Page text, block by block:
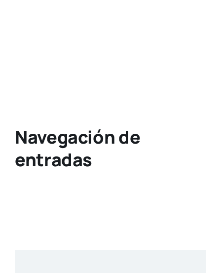
Navegación de
entradas